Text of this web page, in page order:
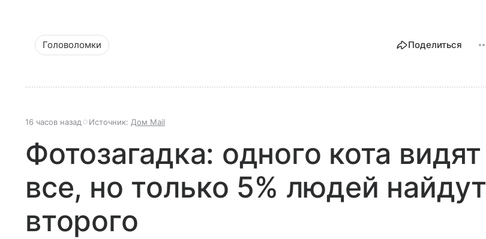
Головоломки Поделиться
16 часов назад Источник: Дом Mail
Фотозагадка: одного кота видят
все, но только 5% людей найдут
второго